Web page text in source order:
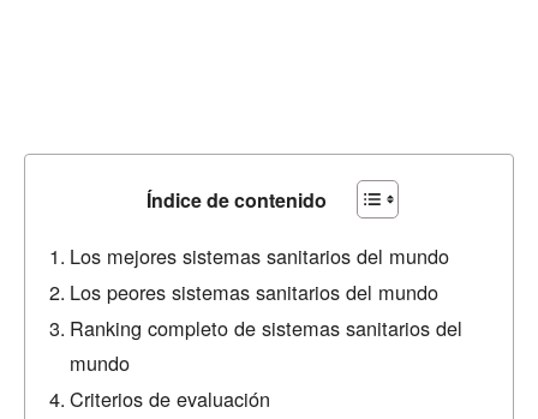
Índice de contenido
Los mejores sistemas sanitarios del mundo
Los peores sistemas sanitarios del mundo
Ranking completo de sistemas sanitarios del
mundo
Criterios de evaluación